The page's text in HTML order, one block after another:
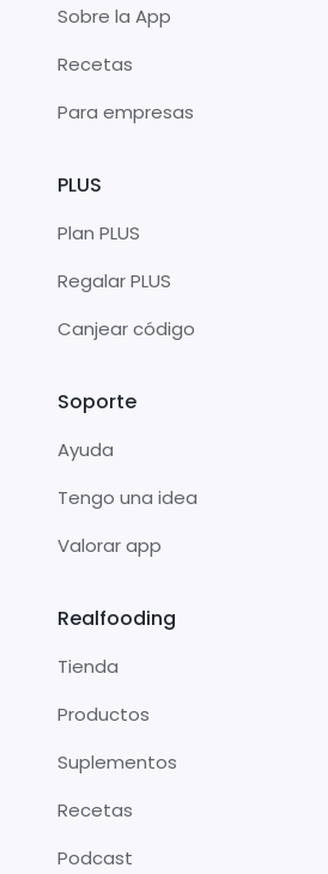
Sobre la App
Recetas
Para empresas
PLUS
Plan PLUS
Regalar PLUS
Canjear código
Soporte
Ayuda
Tengo una idea
Valorar app
Realfooding
Tienda
Productos
Suplementos
Recetas
Podcast